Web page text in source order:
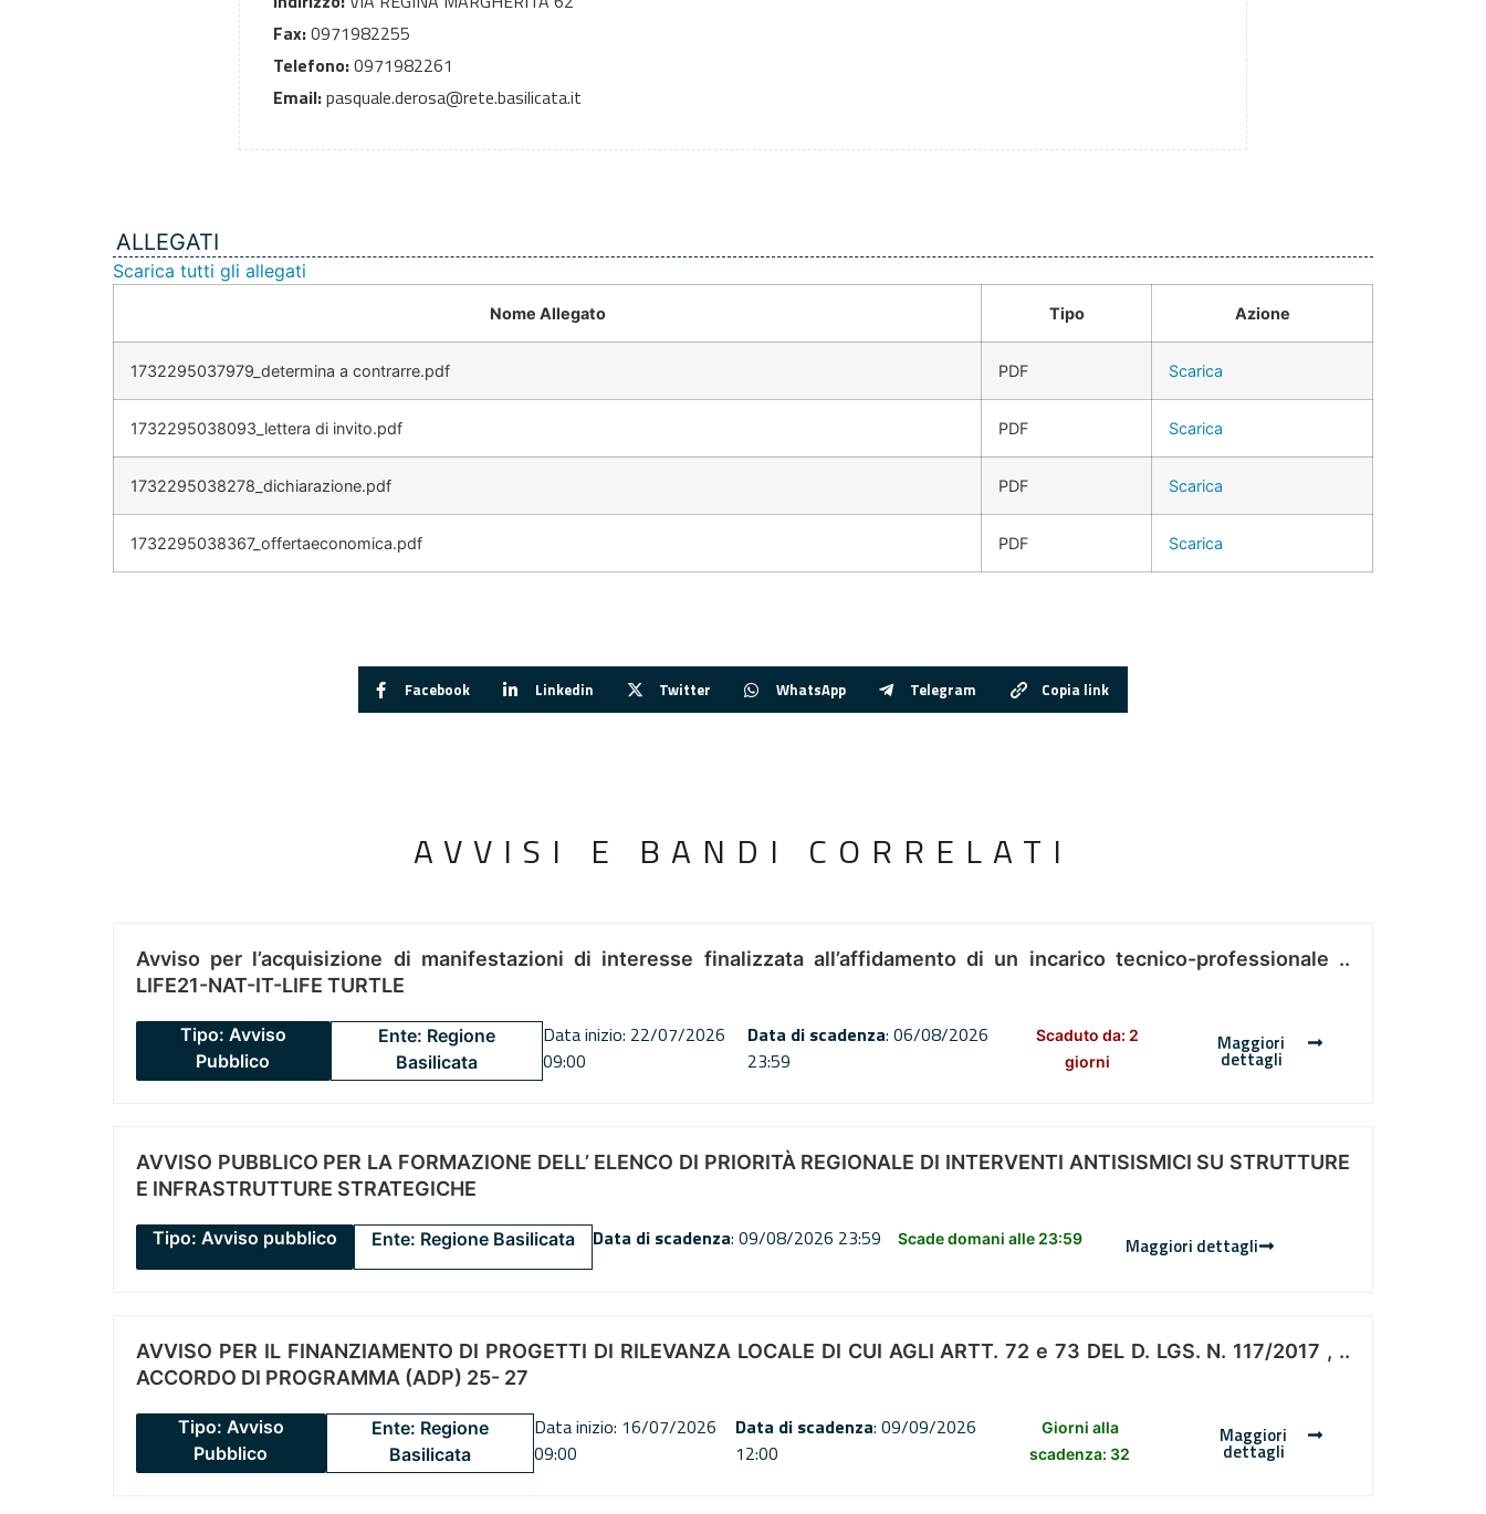
Fax:0971982255
Telefono:0971982261
Email:pasquale.derosa@rete.basilicata.it
ALLEGATI
Scarica tutti gli allegati
Nome Allegato Tipo Azione
1732295037979_determina a contrarre.pdf PDF Scarica
1732295038093_lettera di invito.pdf PDF Scarica
1732295038278_dichiarazione.pdf PDF Scarica
1732295038367_offertaeconomica.pdf PDF Scarica
Facebook Linkedin Twitter WhatsApp Telegram Copia link
AVVISI E BANDI CORRELATI
Avviso per l’acquisizione di manifestazioni di interesse finalizzata all’affidamento di un incarico tecnico-professionale ..
LIFE21-NAT-IT-LIFE TURTLE
Tipo: Avviso
Pubblico
Ente: Regione
Basilicata
Data inizio: 22/07/2026
09:00
Data di scadenza: 06/08/2026
23:59
Scaduto da: 2
giorni
Maggiori
dettagli
AVVISO PUBBLICO PER LA FORMAZIONE DELL’ ELENCO DI PRIORITÀ REGIONALE DI INTERVENTI ANTISISMICI SU STRUTTURE
E INFRASTRUTTURE STRATEGICHE
Tipo: Avviso pubblico Ente: Regione Basilicata Data di scadenza: 09/08/2026 23:59 Scade domani alle 23:59 Maggiori dettagli
AVVISO PER IL FINANZIAMENTO DI PROGETTI DI RILEVANZA LOCALE DI CUI AGLI ARTT. 72 e 73 DEL D. LGS. N. 117/2017 , ..
ACCORDO DI PROGRAMMA (ADP) 25- 27
Tipo: Avviso
Pubblico
Ente: Regione
Basilicata
Data inizio: 16/07/2026
09:00
Data di scadenza: 09/09/2026
12:00
Giorni alla
scadenza: 32
Maggiori
dettagli